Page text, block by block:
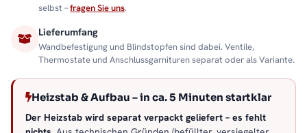
selbst –fragen Sie uns.
Lieferumfang
Wandbefestigung und Blindstopfen sind dabei. Ventile,
Thermostate und Anschlussgarnituren separat oder als Variante.
Heizstab & Aufbau – in ca. 5 Minuten startklar
Der Heizstab wird separat verpackt geliefert – es fehlt